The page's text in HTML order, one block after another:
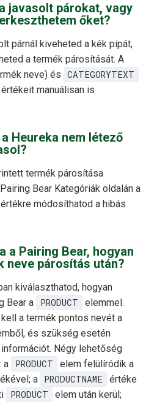
javasolt párokat, vagy
őket?
párnál kiveheted a kék pipát,
a termék párosítását. A
neve) és CATEGORYTEXT
manuálisan is
Heureka nem létező
termék párosítása
Bear Kategóriák oldalán a
módosíthatod a hibás
a Pairing Bear, hogyan
neve párosítás után?
kiválaszthatod, hogyan
Bear a
PRODUCT
elemmel.
kell a termék pontos nevét a
és szükség esetén
Négy lehetőség
a
PRODUCT
elem felülíródik a
a PRODUCTNAME
értéke
PRODUCT elem után kerül;